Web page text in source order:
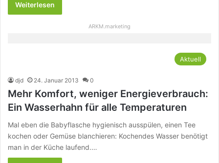
Weiterlesen
ARKM.marketing
Aktuell
djd 24. Januar 2013 0
Mehr Komfort, weniger Energieverbrauch:
Ein Wasserhahn für alle Temperaturen
Mal eben die Babyflasche hygienisch ausspülen, einen Tee
kochen oder Gemüse blanchieren: Kochendes Wasser benötigt
man in der Küche laufend.…